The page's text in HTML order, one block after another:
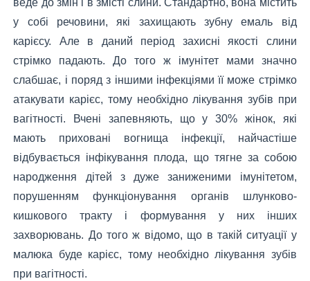
веде до змін і в змісті слини. Стандартно, вона містить
у собі речовини, які захищають зубну емаль від
карієсу. Але в даний період захисні якості слини
стрімко падають. До того ж імунітет мами значно
слабшає, і поряд з іншими інфекціями її може стрімко
атакувати карієс, тому необхідно лікування зубів при
вагітності. Вчені запевняють, що у 30% жінок, які
мають приховані вогнища інфекції, найчастіше
відбувається інфікування плода, що тягне за собою
народження дітей з дуже заниженими імунітетом,
порушенням функціонування органів шлунково-
кишкового тракту і формування у них інших
захворювань. До того ж відомо, що в такій ситуації у
малюка буде карієс, тому необхідно лікування зубів
при вагітності.